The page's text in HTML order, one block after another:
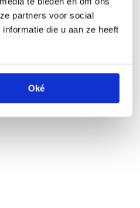
partners voor social
die u aan ze heeft
Oké